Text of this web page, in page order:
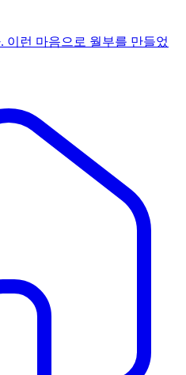
이런 마음으로 월부를 만들었